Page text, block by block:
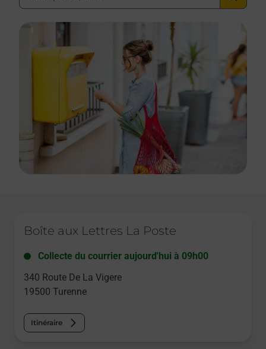
Boîte aux Lettres La Poste
Collecte du courrier aujourd'hui à 09h00
340 Route De La Vigere
19500 Turenne
Itinéraire